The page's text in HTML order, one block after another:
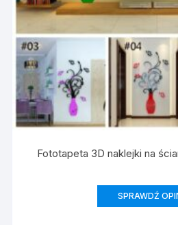
Fototapeta 3D naklejki na
SPRAWDŹ